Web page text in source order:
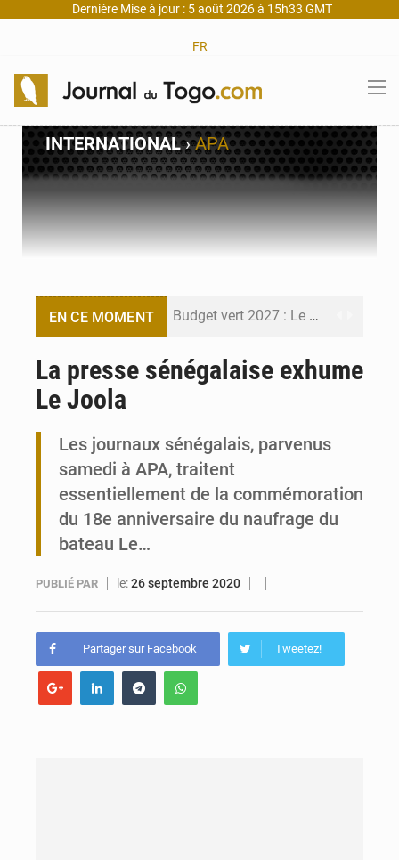
Dernière Mise à jour : 5 août 2026 à 15h33 GMT
FR
INTERNATIONAL›APA
EN CE MOMENT Budget vert 2027 : Le ministère de l’Économie forme ses cadres à Lomé
La presse sénégalaise exhume
Le Joola
Les journaux sénégalais, parvenus
samedi à APA, traitent
essentiellement de la commémoration
du 18e anniversaire du naufrage du
bateau Le…
PUBLIÉ PAR le:26 septembre 2020
Partager sur Facebook Tweetez!